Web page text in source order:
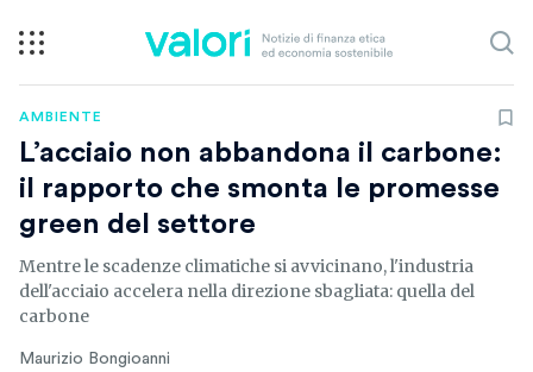
AMBIENTE
L’acciaio non abbandona il carbone:
il rapporto che smonta le promesse
green del settore
Mentre le scadenze climatiche si avvicinano, l'industria
dell'acciaio accelera nella direzione sbagliata: quella del
carbone
Maurizio Bongioanni